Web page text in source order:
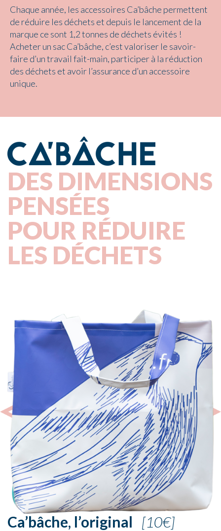
Chaque année, les accessoires Ca’bâche permettent
de réduire les déchets et depuis le lancement de la
marque ce sont 1,2 tonnes de déchets évités !
Acheter un sac Ca’bâche, c’est valoriser le savoir-
faire d’un travail fait-main, participer à la réduction
des déchets et avoir l’assurance d’un accessoire
unique.
DES DIMENSIONS
PENSÉES
POUR RÉDUIRE
LES DÉCHETS
Ca’bâche, l’original [10€]